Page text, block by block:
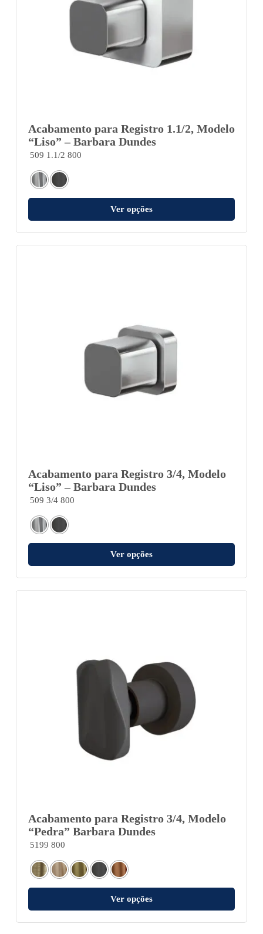
Acabamento para Registro 1.1/2, Modelo
“Liso” – Barbara Dundes
509 1.1/2 800
Ver opções
Acabamento para Registro 3/4, Modelo
“Liso” – Barbara Dundes
509 3/4 800
Ver opções
Acabamento para Registro 3/4, Modelo
“Pedra” Barbara Dundes
5199 800
Ver opções